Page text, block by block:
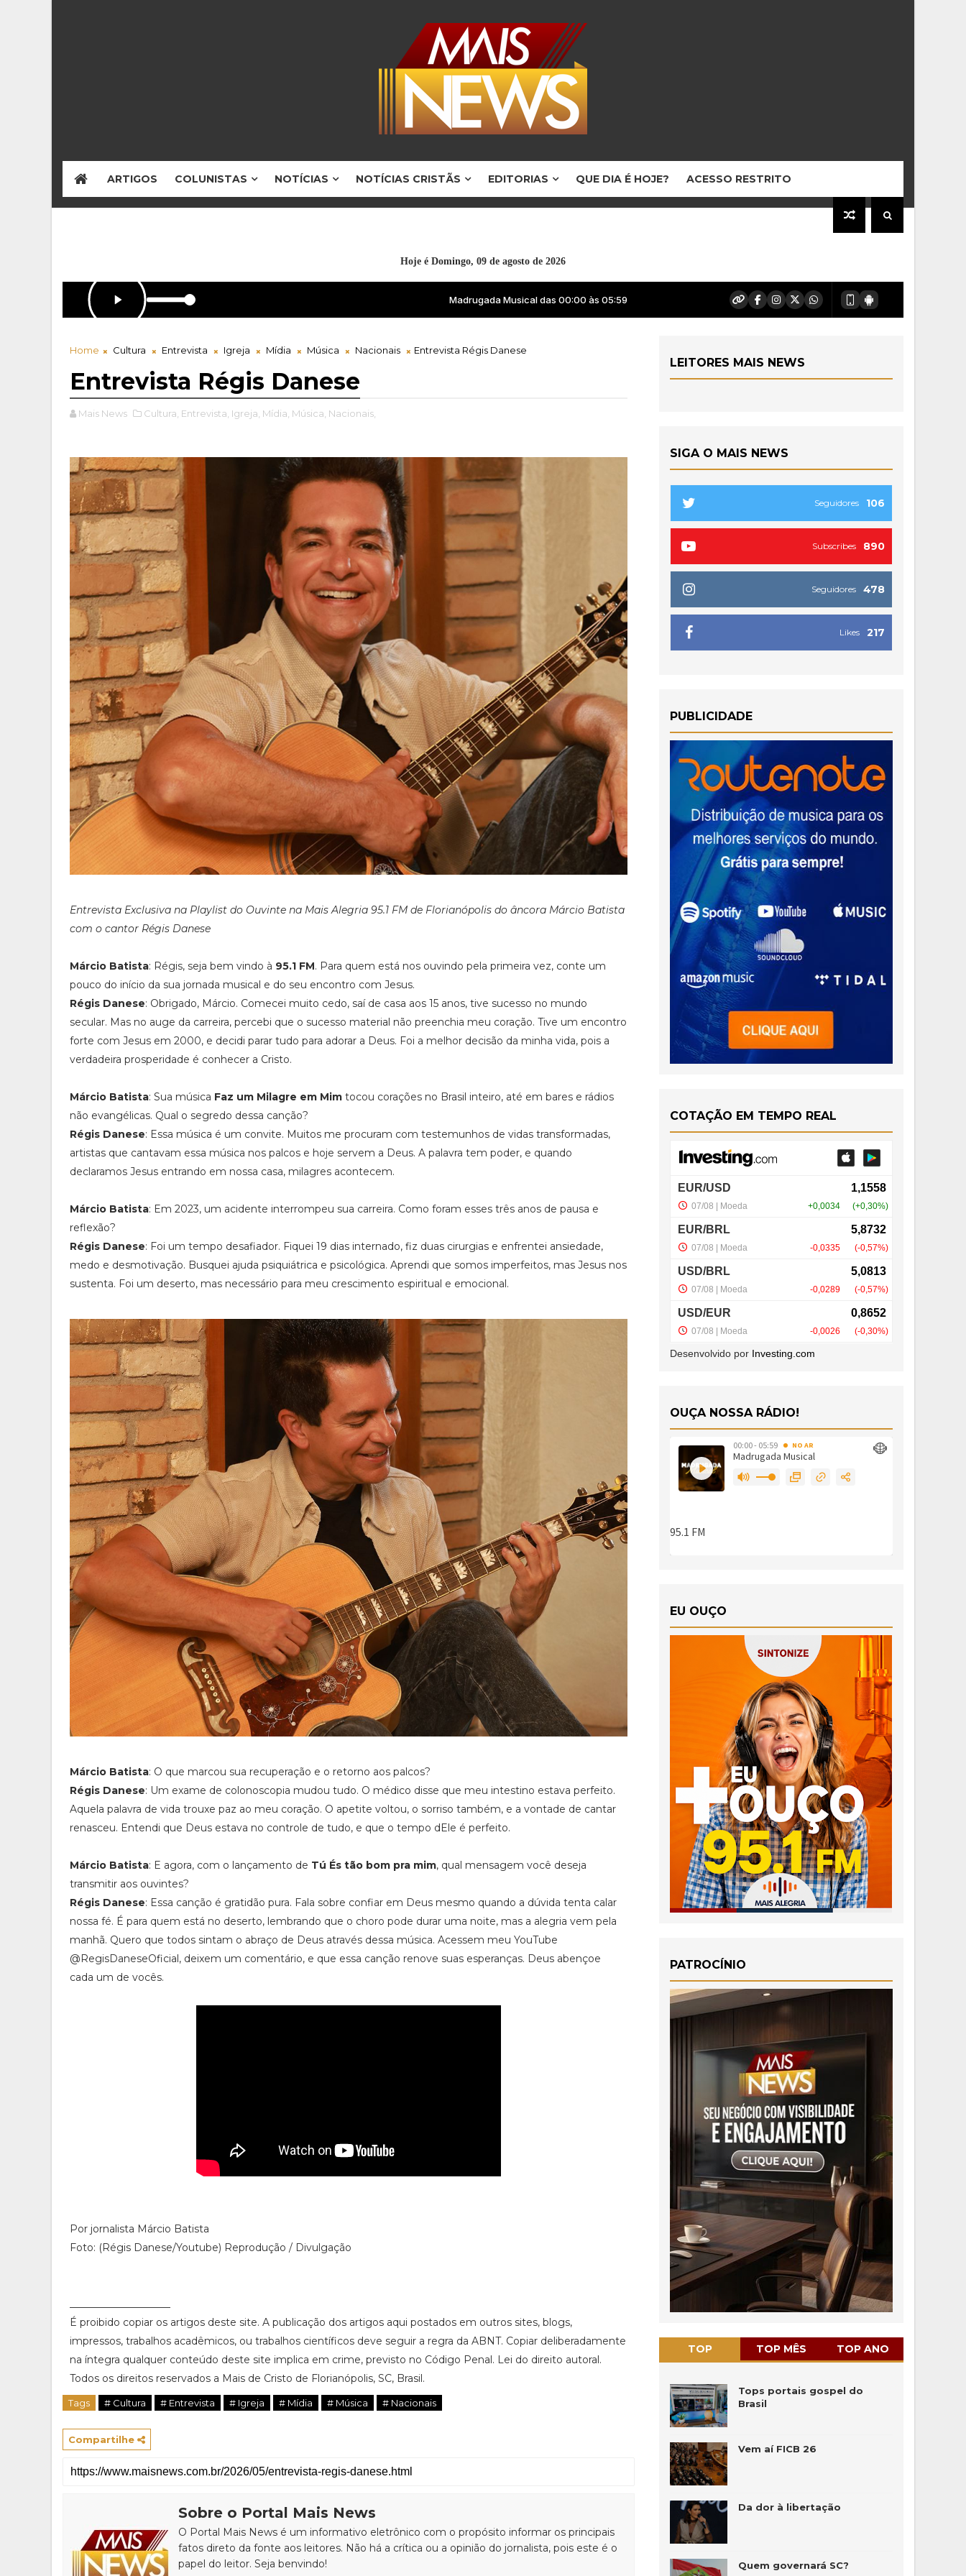
ARTIGOS COLUNISTAS NOTÍCIAS NOTÍCIAS CRISTÃS EDITORIAS QUE DIA É HOJE? ACESSO RESTRITO
Hoje é Domingo, 09 de agosto de 2026
Home Cultura Entrevista Igreja Mídia Música Nacionais Entrevista Régis Danese
Entrevista Régis Danese
Mais News Cultura, Entrevista, Igreja, Mídia, Música, Nacionais,
Entrevista Exclusiva na Playlist do Ouvinte na Mais Alegria 95.1 FM de Florianópolis do âncora Márcio Batista
com o cantor Régis Danese
Márcio Batista: Régis, seja bem vindo à 95.1 FM. Para quem está nos ouvindo pela primeira vez, conte um
pouco do início da sua jornada musical e do seu encontro com Jesus.
Régis Danese: Obrigado, Márcio. Comecei muito cedo, saí de casa aos 15 anos, tive sucesso no mundo
secular. Mas no auge da carreira, percebi que o sucesso material não preenchia meu coração. Tive um encontro
forte com Jesus em 2000, e decidi parar tudo para adorar a Deus. Foi a melhor decisão da minha vida, pois a
verdadeira prosperidade é conhecer a Cristo.
Márcio Batista: Sua música Faz um Milagre em Mim tocou corações no Brasil inteiro, até em bares e rádios
não evangélicas. Qual o segredo dessa canção?
Régis Danese: Essa música é um convite. Muitos me procuram com testemunhos de vidas transformadas,
artistas que cantavam essa música nos palcos e hoje servem a Deus. A palavra tem poder, e quando
declaramos Jesus entrando em nossa casa, milagres acontecem.
Márcio Batista: Em 2023, um acidente interrompeu sua carreira. Como foram esses três anos de pausa e
reflexão?
Régis Danese: Foi um tempo desafiador. Fiquei 19 dias internado, fiz duas cirurgias e enfrentei ansiedade,
medo e desmotivação. Busquei ajuda psiquiátrica e psicológica. Aprendi que somos imperfeitos, mas Jesus nos
sustenta. Foi um deserto, mas necessário para meu crescimento espiritual e emocional.
Márcio Batista: O que marcou sua recuperação e o retorno aos palcos?
Régis Danese: Um exame de colonoscopia mudou tudo. O médico disse que meu intestino estava perfeito.
Aquela palavra de vida trouxe paz ao meu coração. O apetite voltou, o sorriso também, e a vontade de cantar
renasceu. Entendi que Deus estava no controle de tudo, e que o tempo dEle é perfeito.
Márcio Batista: E agora, com o lançamento de Tú És tão bom pra mim, qual mensagem você deseja
transmitir aos ouvintes?
Régis Danese: Essa canção é gratidão pura. Fala sobre confiar em Deus mesmo quando a dúvida tenta calar
nossa fé. É para quem está no deserto, lembrando que o choro pode durar uma noite, mas a alegria vem pela
manhã. Quero que todos sintam o abraço de Deus através dessa música. Acessem meu YouTube
@RegisDaneseOficial, deixem um comentário, e que essa canção renove suas esperanças. Deus abençoe
cada um de vocês.
Por jornalista Márcio Batista
Foto: (Régis Danese/Youtube) Reprodução / Divulgação
É proibido copiar os artigos deste site. A publicação dos artigos aqui postados em outros sites, blogs,
impressos, trabalhos acadêmicos, ou trabalhos científicos deve seguir a regra da ABNT. Copiar deliberadamente
na íntegra qualquer conteúdo deste site implica em crime, previsto no Código Penal. Lei do direito autoral.
Todos os direitos reservados a Mais de Cristo de Florianópolis, SC, Brasil.
Tags # Cultura # Entrevista # Igreja # Mídia # Música # Nacionais
Compartilhe
Sobre o Portal Mais News
O Portal Mais News é um informativo eletrônico com o propósito informar os principais
fatos direto da fonte aos leitores. Não há a crítica ou a opinião do jornalista, pois este é o
papel do leitor. Seja benvindo!
LEITORES MAIS NEWS
SIGA O MAIS NEWS
106
Seguidores
890
Subscribes
478
Seguidores
217
Likes
PUBLICIDADE
COTAÇÃO EM TEMPO REAL
Desenvolvido por Investing.com
OUÇA NOSSA RÁDIO!
EU OUÇO
PATROCÍNIO
TOP TOP MÊS TOP ANO
Tops portais gospel do
Brasil
Vem aí FICB 26
Da dor à libertação
Quem governará SC?